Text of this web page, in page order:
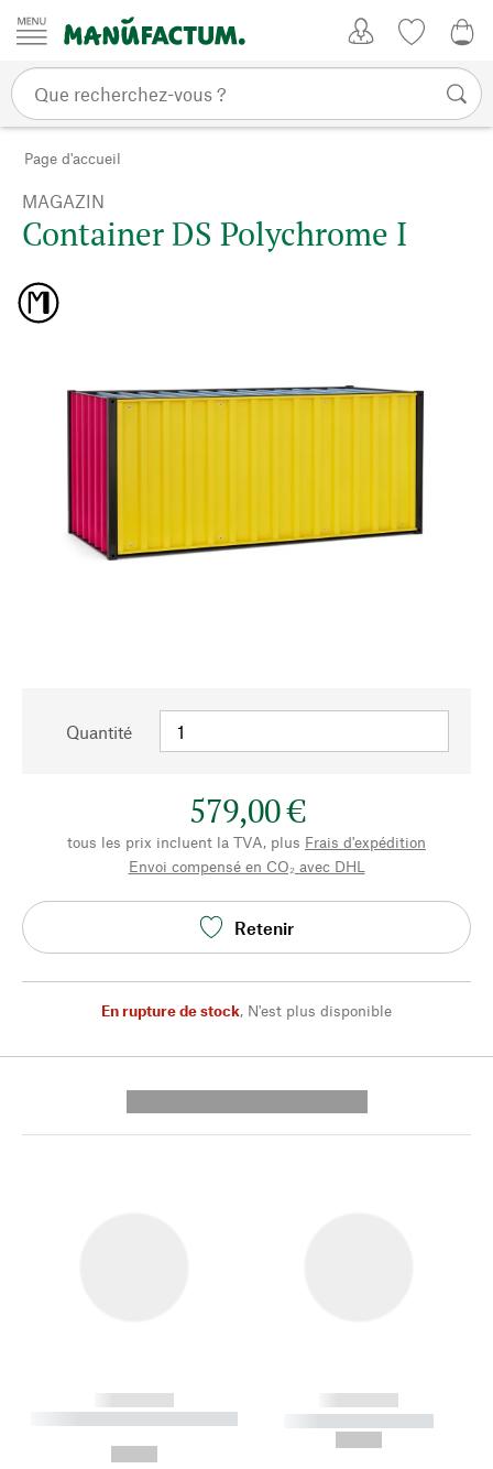
Passer au contenu
Page d'accueil
MAGAZIN
Container DS Polychrome I
Quantité
579,00 €
tous les prix incluent la TVA, plus Frais d'expédition
Envoi compensé en CO₂ avec DHL
Retenir
En rupture de stock, N'est plus disponible
------------
----------- ----------- --------
------------
----------- -----------